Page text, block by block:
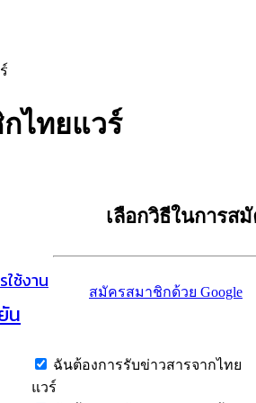
ไทยแวร์
ช้งาน
น
เลือกวิธีในการส
สมัครสมาชิกด้วย Google
ฉันต้องการรับข่าวสารจากไทย
แวร์